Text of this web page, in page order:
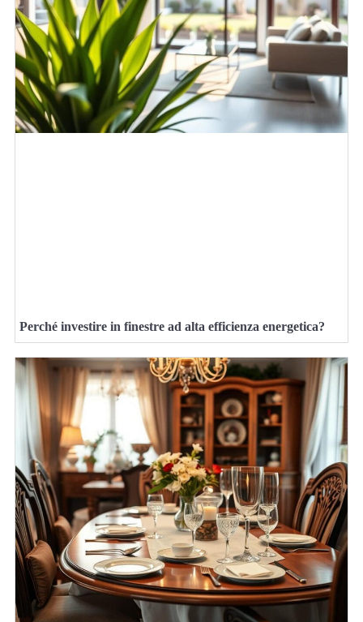
Perché investire in finestre ad alta efficienza energetica?